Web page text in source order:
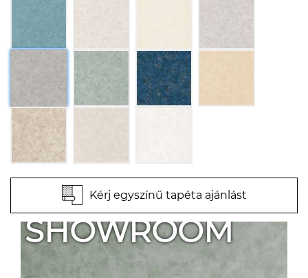
Kérj egyszínű tapéta ajánlást
SHOWROOM